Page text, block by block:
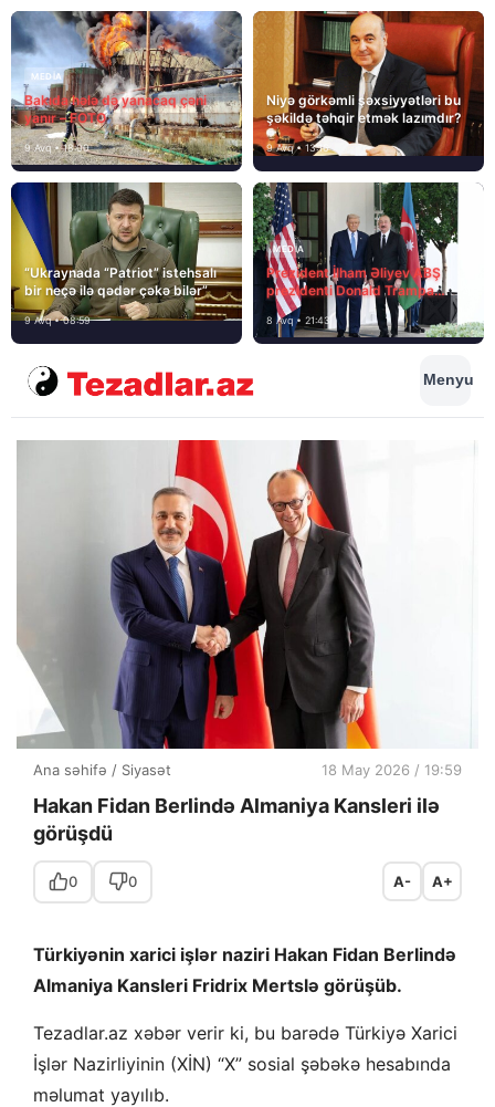
MEDİA
Bakıda hələ də yanacaq çəni
yanır – FOTO
9 Avq • 18:00
Niyə görkəmli şəxsiyyətləri bu
şəkildə təhqir etmək lazımdır?
9 Avq • 13:16
“Ukraynada “Patriot” istehsalı
bir neçə ilə qədər çəkə bilər”
9 Avq • 08:59
MEDİA
Prezident İlham Əliyev ABŞ
prezidenti Donald Trampa
məktubunda yazıb ki…
8 Avq • 21:43
Menyu
Ana səhifə / Siyasət 18 May 2026 / 19:59
Hakan Fidan Berlində Almaniya Kansleri ilə
görüşdü
0 0 A- A+
Türkiyənin xarici işlər naziri Hakan Fidan Berlində
Almaniya Kansleri Fridrix Mertslə görüşüb.
Tezadlar.az xəbər verir ki, bu barədə Türkiyə Xarici
İşlər Nazirliyinin (XİN) “X” sosial şəbəkə hesabında
məlumat yayılıb.